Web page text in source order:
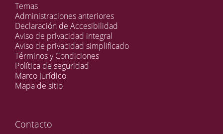
Temas
Administraciones anteriores
Declaración de Accesibilidad
Aviso de privacidad integral
Aviso de privacidad simplificado
Términos y Condiciones
Política de seguridad
Marco Jurídico
Mapa de sitio
Contacto